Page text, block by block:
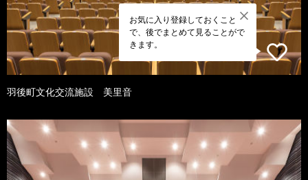
お気に入り登録しておくこと
で、後でまとめて見ることがで
きます。
羽後町文化交流施設 美里音